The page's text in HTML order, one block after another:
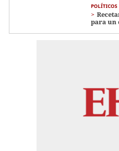
POLÍTICOS
para un